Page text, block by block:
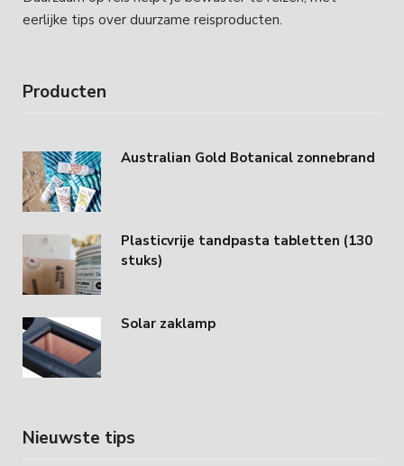
eerlijke tips over duurzame reisproducten.
Producten
Australian Gold Botanical zonnebrand
Plasticvrije tandpasta tabletten (130
stuks)
Solar zaklamp
Nieuwste tips